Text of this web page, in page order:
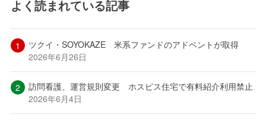
よく読まれている記事
ツクイ・SOYOKAZE 米系ファンドのアドベントが取得
2026年6月26日
訪問看護、運営規則変更 ホスピス住宅で有料紹介利用禁止
2026年6月4日